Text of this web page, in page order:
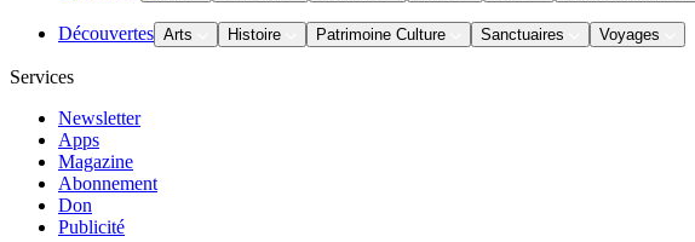
Découvertes Arts Histoire Patrimoine Culture Sanctuaires Voyages
Services
Newsletter
Apps
Magazine
Abonnement
Don
Publicité